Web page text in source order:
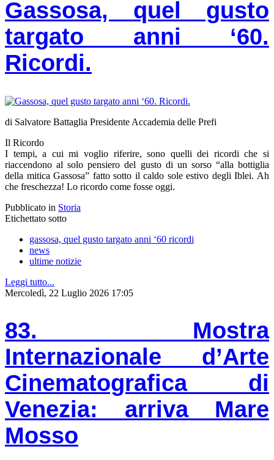
Gassosa, quel gusto
targato anni ‘60.
Ricordi.
di Salvatore Battaglia Presidente Accademia delle Prefi
Il Ricordo
I tempi, a cui mi voglio riferire, sono quelli dei ricordi che si
riaccendono al solo pensiero del gusto di un sorso “alla bottiglia
della mitica Gassosa” fatto sotto il caldo sole estivo degli Iblei. Ah
che freschezza! Lo ricordo come fosse oggi.
Pubblicato in Storia
Etichettato sotto
gassosa, quel gusto targato anni ‘60 ricordi
news
ultime notizie
Leggi tutto...
Mercoledì, 22 Luglio 2026 17:05
83. Mostra
Internazionale d’Arte
Cinematografica di
Venezia: arriva Mare
Mosso